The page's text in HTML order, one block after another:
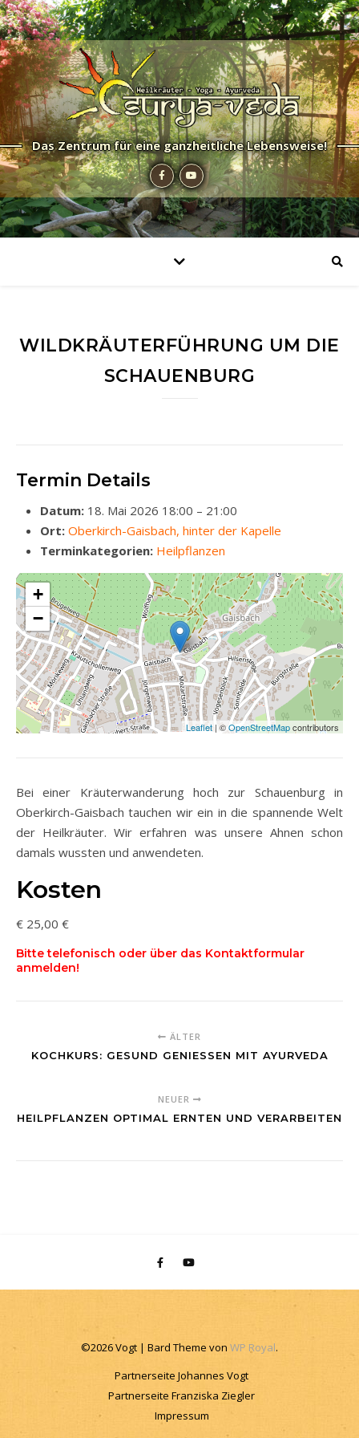
Das Zentrum für eine ganzheitliche Lebensweise!
WILDKRÄUTERFÜHRUNG UM DIE
SCHAUENBURG
Termin Details
Datum: 18. Mai 2026 18:00 – 21:00
Ort: Oberkirch-Gaisbach, hinter der Kapelle
Terminkategorien: Heilpflanzen
+
−
Leaflet | ©OpenStreetMapcontributors
Bei einer Kräuterwanderung hoch zur Schauenburg in
Oberkirch-Gaisbach tauchen wir ein in die spannende Welt
der Heilkräuter. Wir erfahren was unsere Ahnen schon
damals wussten und anwendeten.
Kosten
€ 25,00 €
Bitte telefonisch oder über das Kontaktformular
anmelden!
ÄLTER
KOCHKURS: GESUND GENIESSEN MIT AYURVEDA
NEUER
HEILPFLANZEN OPTIMAL ERNTEN UND VERARBEITEN
©2026 Vogt | Bard Theme von WP Royal.
Partnerseite Johannes Vogt
Partnerseite Franziska Ziegler
Impressum